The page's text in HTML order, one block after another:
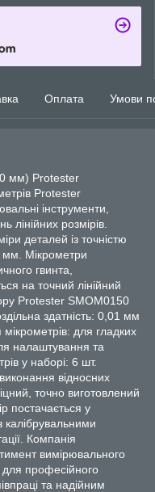
Оплата Умови
мм) Protester
Protester
інструменти,
лінійних розмірів.
деталей із точністю
мм. Мікрометри
гвинта,
на точний лінійний
Protester SMOM0150
здатність: 0,01 мм
для гладких
налаштування та
у наборі: 6 шт.
відносних
точно виготовлений
постачається у
калібрувальними
Компанія
вимірювального
для професійного
та надійним